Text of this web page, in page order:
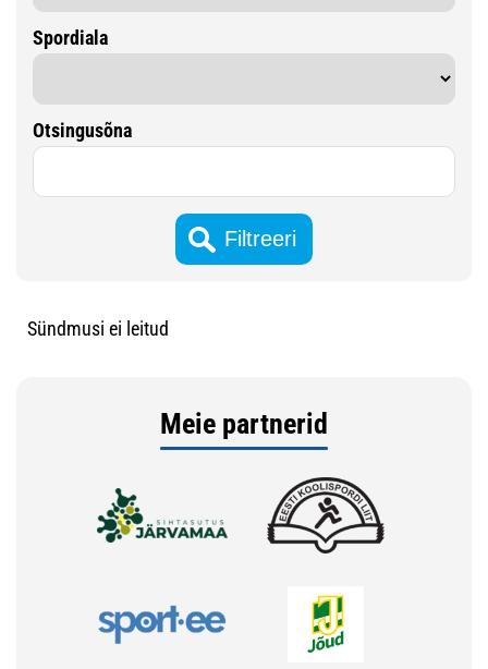
Spordiala
Otsingusõna
Sündmusi ei leitud
Meie partnerid